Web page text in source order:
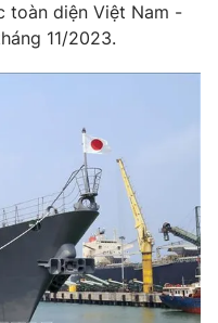
Nam
tử số 483/GP-BTTTT
Phạm Quốc Thắng,
355 932
toàn diện Việt Nam -
11/2023.